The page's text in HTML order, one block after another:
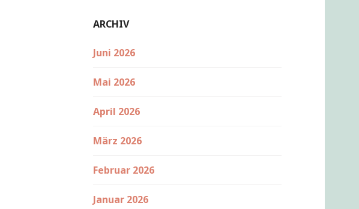
ARCHIV
Juni 2026
Mai 2026
April 2026
März 2026
Februar 2026
Januar 2026